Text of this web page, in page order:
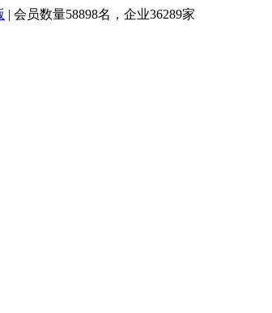
| 会员数量58898名，企业36289家